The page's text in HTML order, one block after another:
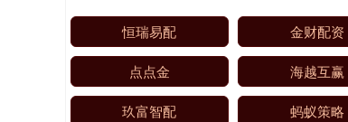
恒瑞易配 金财配资
点点金 海越互赢
玖富智配 蚂蚁策略